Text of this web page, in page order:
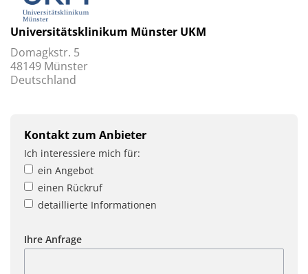
Universitätsklinikum Münster UKM
Domagkstr. 5
48149 Münster
Deutschland
Kontakt zum Anbieter
Ich interessiere mich für:
ein Angebot
einen Rückruf
detaillierte Informationen
Ihre Anfrage